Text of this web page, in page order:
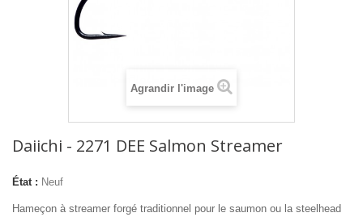
Agrandir l'image
Daiichi - 2271 DEE Salmon Streamer
État : Neuf
Hameçon à streamer forgé traditionnel pour le saumon ou la steelhead